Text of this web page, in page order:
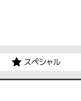
スペシャル